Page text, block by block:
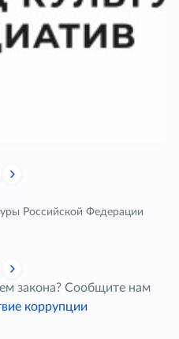
Российской Федерации
закона? Сообщите нам
коррупции